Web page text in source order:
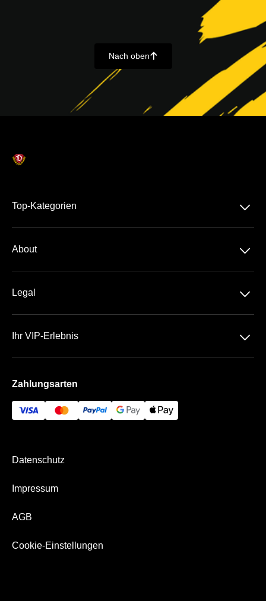
Nach oben􀄨
Top-Kategorien 􀆈
DFB-Pokal
About 􀆈
Team
Legal 􀆈
Ihr VIP-Erlebnis 􀆈
Zahlungsarten
Datenschutz
Impressum
AGB
Cookie-Einstellungen